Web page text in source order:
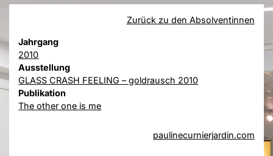
Zurück zu den Absolventinnen
Jahrgang
2010
Ausstellung
GLASS CRASH FEELING – goldrausch 2010
Publikation
The other one is me
paulinecurnierjardin.com